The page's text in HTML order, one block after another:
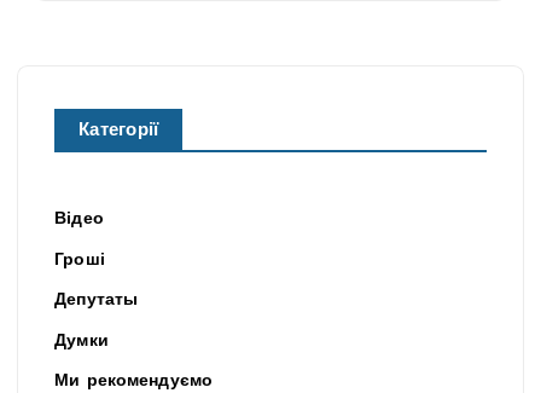
Категорії
Відео
Гроші
Депутаты
Думки
Ми рекомендуємо